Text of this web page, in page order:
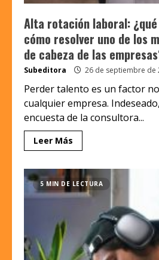
Alta rotación laboral:
cómo resolver uno de los
de cabeza de las
Subeditora 26 de septiembre de
Perder talento es un factor
cualquier empresa.
encuesta de la consultora...
Leer Más
5 MIN DE LECTURA